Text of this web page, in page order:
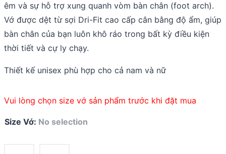
êm và sự hỗ trợ xung quanh vòm bàn chân (foot arch).
Vớ được dệt từ sợi Dri-Fit cao cấp cân bằng độ ẩm, giúp
bàn chân của bạn luôn khô ráo trong bất kỳ điều kiện
thời tiết và cự ly chạy.
Thiết kế unisex phù hợp cho cả nam và nữ
Vui lòng chọn size vớ sản phẩm trước khi đặt mua
Size Vớ: No selection